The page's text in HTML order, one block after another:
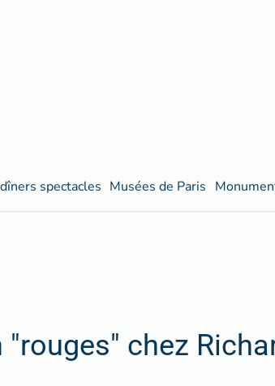
spectacles Musées de Paris
chez